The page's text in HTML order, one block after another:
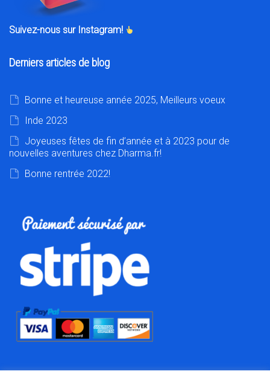
Suivez-nous sur Instagram!
Derniers articles de blog
Bonne et heureuse année 2025, Meilleurs voeux
Inde 2023
Joyeuses fêtes de fin d’année et à 2023 pour de
nouvelles aventures chez Dharma.fr!
Bonne rentrée 2022!